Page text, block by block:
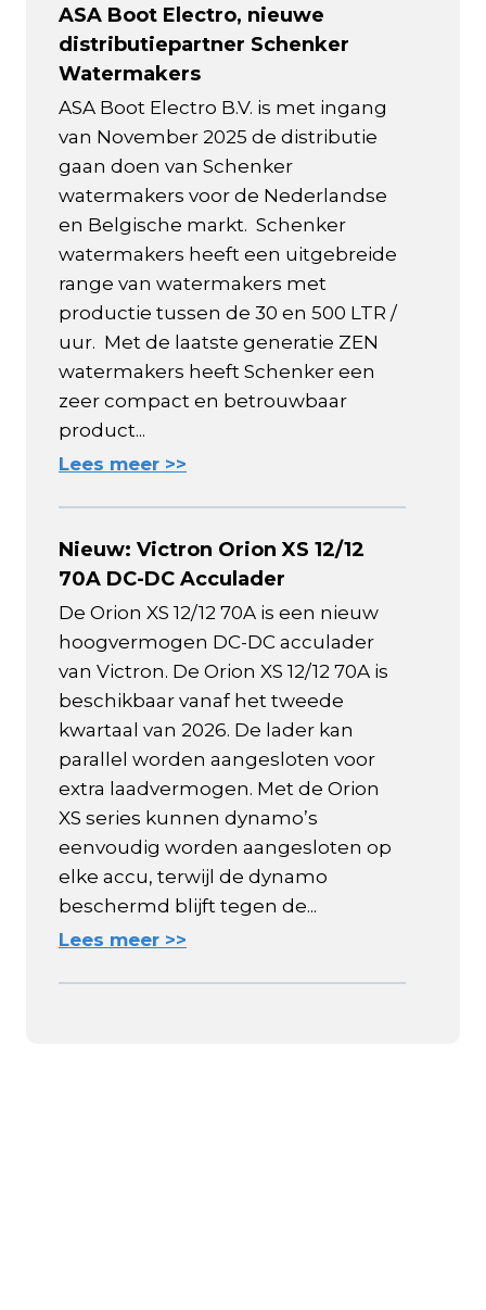
ASA Boot Electro, nieuwe
distributiepartner Schenker
Watermakers
ASA Boot Electro B.V. is met ingang
van November 2025 de distributie
gaan doen van Schenker
watermakers voor de Nederlandse
en Belgische markt. Schenker
watermakers heeft een uitgebreide
range van watermakers met
productie tussen de 30 en 500 LTR /
uur. Met de laatste generatie ZEN
watermakers heeft Schenker een
zeer compact en betrouwbaar
product...
Lees meer >>
Nieuw: Victron Orion XS 12/12
70A DC-DC Acculader
De Orion XS 12/12 70A is een nieuw
hoogvermogen DC-DC acculader
van Victron. De Orion XS 12/12 70A is
beschikbaar vanaf het tweede
kwartaal van 2026. De lader kan
parallel worden aangesloten voor
extra laadvermogen. Met de Orion
XS series kunnen dynamo’s
eenvoudig worden aangesloten op
elke accu, terwijl de dynamo
beschermd blijft tegen de...
Lees meer >>